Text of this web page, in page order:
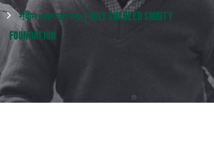
শহীদ এমদাদুল হক | JULY SHAHEED SMRITY
FOUNDATION